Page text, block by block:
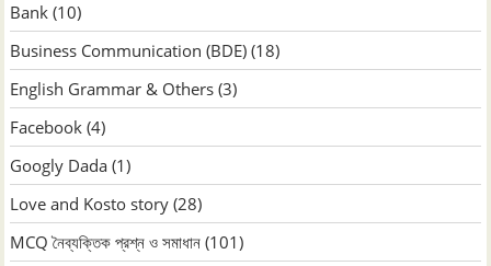
Bank (10)
Business Communication (BDE) (18)
English Grammar & Others (3)
Facebook (4)
Googly Dada (1)
Love and Kosto story (28)
MCQ নৈব্যক্তিক প্রশ্ন ও সমাধান (101)